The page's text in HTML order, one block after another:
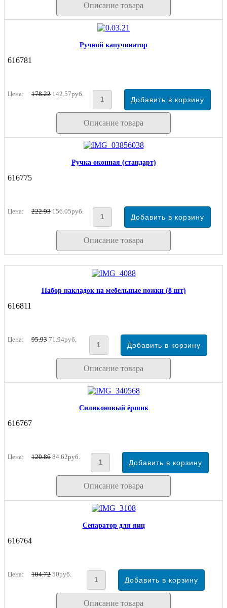
Описание товара
Ручной капучинатор
616781
Цена: 178.22 142.57руб.
Описание товара
Ручка оконная (стандарт)
616775
Цена: 222.93 156.05руб.
Описание товара
Набор накладок на мебельные ножки (8 шт)
616811
Цена: 95.93 71.94руб.
Описание товара
Силиконовый ёршик
616767
Цена: 120.86 84.62руб.
Описание товара
Сепаратор для яиц
616764
Цена: 104.72 50руб.
Описание товара